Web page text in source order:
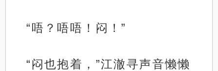
“唔？唔唔！闷！”
“闷也抱着，”江澈寻声音懒懒